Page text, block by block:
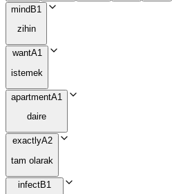
mindB1
zihin
wantA1
istemek
apartmentA1
daire
exactlyA2
tam olarak
infectB1